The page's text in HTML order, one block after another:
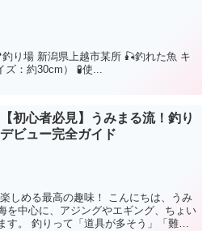
ジハタ（アコウ） 1匹（サイズ：約30cm） 🧪使...
【初心者必見】うみまる流！釣り
デビュー完全ガイド
の趣味！ こんにちは、うみ
を中心に、アジングやエギング、ちょい
う」「難し